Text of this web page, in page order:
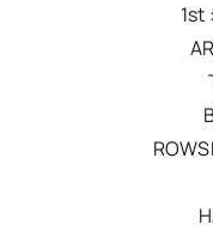
1st